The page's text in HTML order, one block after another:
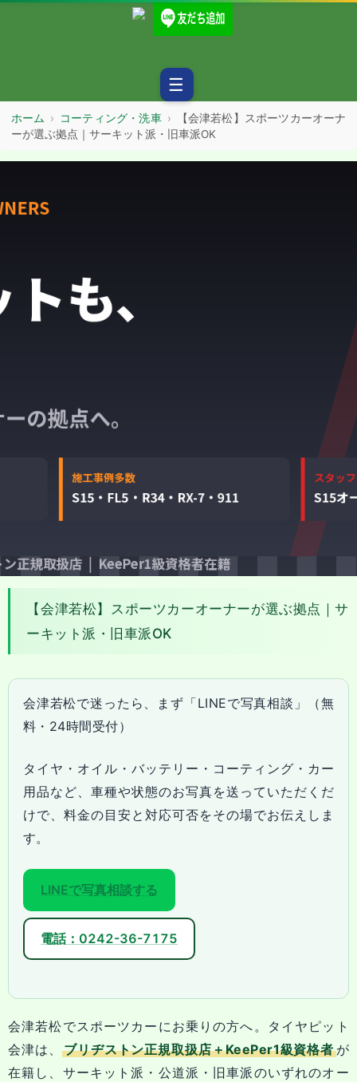
☰
ホーム › コーティング・洗車 ›
【会津若松】スポーツカーオーナ
ーが選ぶ拠点｜サーキット派・旧車派OK
【会津若松】スポーツカーオーナーが選ぶ拠点｜サ
ーキット派・旧車派OK
会津若松で迷ったら、まず「LINEで写真相談」（無
料・24時間受付）
タイヤ・オイル・バッテリー・コーティング・カー
用品など、車種や状態のお写真を送っていただくだ
けで、料金の目安と対応可否をその場でお伝えしま
す。
LINEで写真相談する
電話：0242-36-7175
会津若松でスポーツカーにお乗りの方へ。タイヤピット
会津は、
ブリヂストン正規取扱店＋KeePer1級資格者が
在籍し、サーキット派・公道派・旧車派のいずれのオー